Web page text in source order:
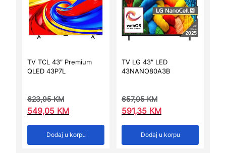
TV TCL 43″ Premium
QLED 43P7L
623,95KM
549,05 KM
Dodaj u korpu
TV LG 43″ LED
43NANO80A3B
657,05KM
591,35 KM
Dodaj u korpu